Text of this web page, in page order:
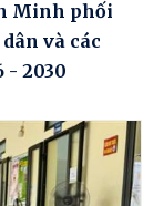
Minh phối
và các
- 2030